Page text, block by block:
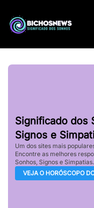
Significado dos
Signos e
Um dos sites mais
Encontre as melhores
Sonhos, Signos e Simpatias.
VEJA O HORÓSCOPO